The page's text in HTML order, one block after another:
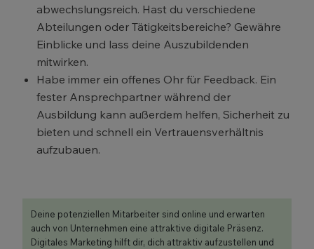
abwechslungsreich. Hast du verschiedene
Abteilungen oder Tätigkeitsbereiche? Gewähre
Einblicke und lass deine Auszubildenden
mitwirken.
Habe immer ein offenes Ohr für Feedback. Ein
fester Ansprechpartner während der
Ausbildung kann außerdem helfen, Sicherheit zu
bieten und schnell ein Vertrauensverhältnis
aufzubauen.
Deine potenziellen Mitarbeiter sind online und erwarten
auch von Unternehmen eine attraktive digitale Präsenz.
Digitales Marketing hilft dir, dich attraktiv aufzustellen und